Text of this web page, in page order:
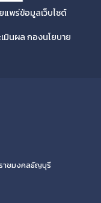
พร่ข้อมูลเว็บไซต์
มินผล กองนโยบาย
าชมงคลธัญบุรี